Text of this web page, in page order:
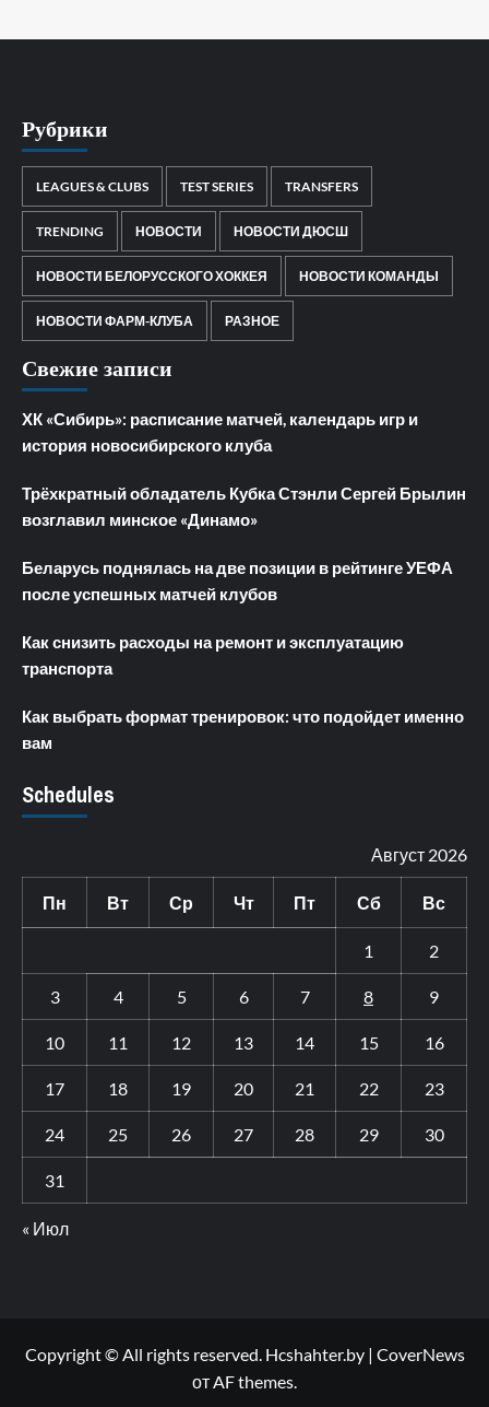
Рубрики
LEAGUES & CLUBS TEST SERIES TRANSFERS
TRENDING НОВОСТИ НОВОСТИ ДЮСШ
НОВОСТИ БЕЛОРУССКОГО ХОККЕЯ НОВОСТИ КОМАНДЫ
НОВОСТИ ФАРМ-КЛУБА РАЗНОЕ
Свежие записи
ХК «Сибирь»: расписание матчей, календарь игр и
история новосибирского клуба
Трёхкратный обладатель Кубка Стэнли Сергей Брылин
возглавил минское «Динамо»
Беларусь поднялась на две позиции в рейтинге УЕФА
после успешных матчей клубов
Как снизить расходы на ремонт и эксплуатацию
транспорта
Как выбрать формат тренировок: что подойдет именно
вам
Schedules
Август 2026
Пн Вт Ср Чт Пт Сб Вс
1 2
3 4 5 6 7 8 9
10 11 12 13 14 15 16
17 18 19 20 21 22 23
24 25 26 27 28 29 30
31
« Июл
Copyright © All rights reserved. Hcshahter.by | CoverNews
от AF themes.